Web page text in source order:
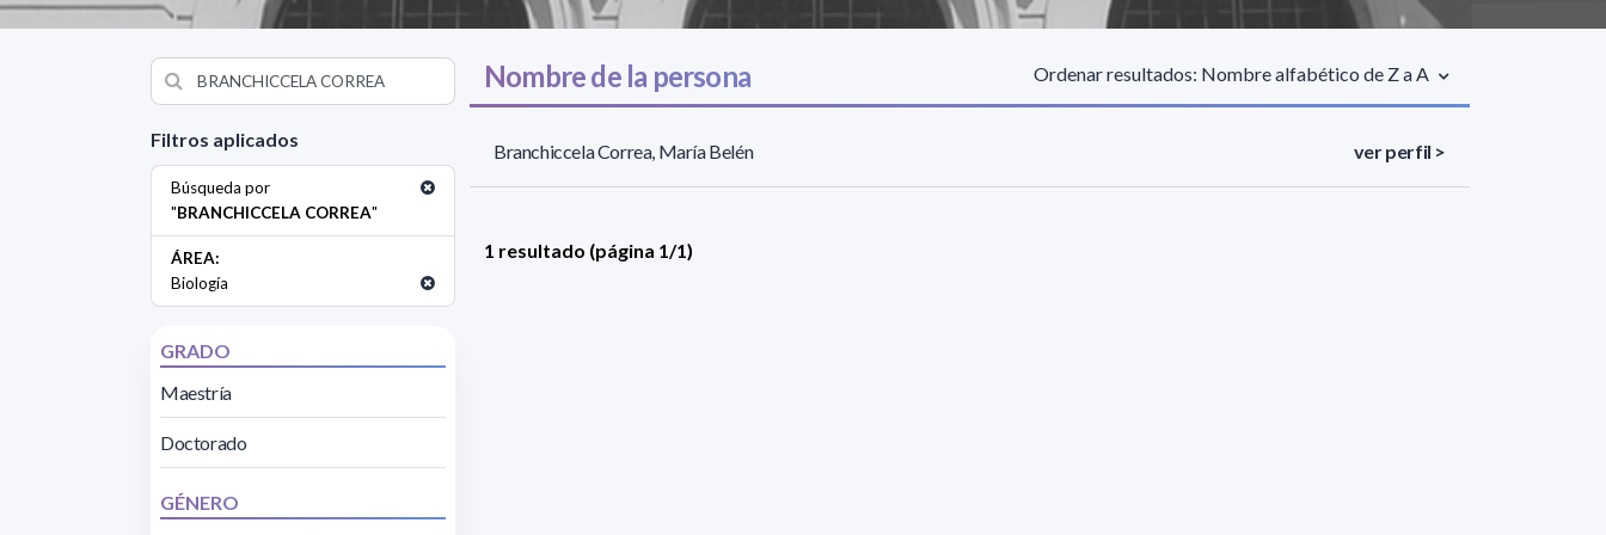
Filtros aplicados
Búsqueda por
"BRANCHICCELA CORREA"
ÁREA:
Biología
GRADO
Maestría
Doctorado
GÉNERO
Nombre de la persona Ordenar resultados: Nombre alfabético de Z a A
Branchiccela Correa, María Belén ver perfil >
1 resultado (página 1/1)